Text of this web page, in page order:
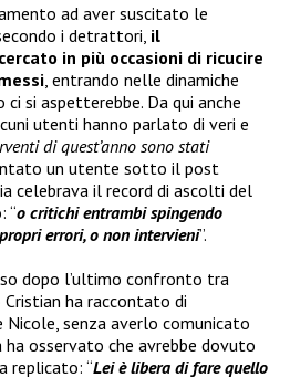
ad aver suscitato le
i detrattori, il
in più occasioni di ricucire
, entrando nelle dinamiche
si aspetterebbe. Da qui anche
utenti hanno parlato di veri e
di quest’anno sono stati
un utente sotto il post
celebrava il record di ascolti del
“o critichi entrambi spingendo
errori, o non intervieni”.
dopo l’ultimo confronto tra
Cristian ha raccontato di
senza averlo comunicato
ha osservato che avrebbe dovuto
replicato: “Lei è libera di fare quello